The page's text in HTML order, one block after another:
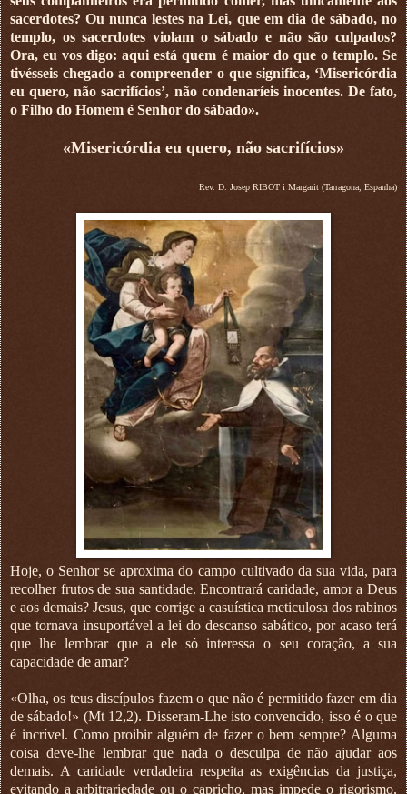
sacerdotes? Ou nunca lestes na Lei, que em dia de sábado, no
templo, os sacerdotes violam o sábado e não são culpados?
Ora, eu vos digo: aqui está quem é maior do que o templo. Se
tivésseis chegado a compreender o que significa, ‘Misericórdia
eu quero, não sacrifícios’, não condenaríeis inocentes. De fato,
o Filho do Homem é Senhor do sábado».
«Misericórdia eu quero, não sacrifícios»
Rev. D. Josep RIBOT i Margarit (Tarragona, Espanha)
Hoje, o Senhor se aproxima do campo cultivado da sua vida, para
recolher frutos de sua santidade. Encontrará caridade, amor a Deus
e aos demais? Jesus, que corrige a casuística meticulosa dos rabinos
que tornava insuportável a lei do descanso sabático, por acaso terá
que lhe lembrar que a ele só interessa o seu coração, a sua
capacidade de amar?
«Olha, os teus discípulos fazem o que não é permitido fazer em dia
de sábado!» (Mt 12,2). Disseram-Lhe isto convencido, isso é o que
é incrível. Como proibir alguém de fazer o bem sempre? Alguma
coisa deve-lhe lembrar que nada o desculpa de não ajudar aos
demais. A caridade verdadeira respeita as exigências da justiça,
evitando a arbitrariedade ou o capricho, mas impede o rigorismo,